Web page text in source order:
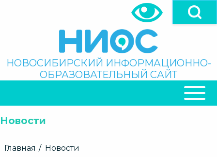
Поиск
НОВОСИБИРСКИЙ ИНФОРМАЦИОННО-
ОБРАЗОВАТЕЛЬНЫЙ САЙТ
НАВИГАЦИЯ
Новости
Строка
Главная Новости